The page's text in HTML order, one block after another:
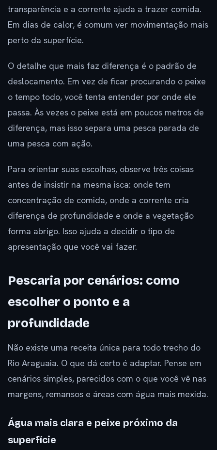
transparência e a corrente ajuda a trazer comida.
Em dias de calor, é comum ver movimentação mais
perto da superfície.
O detalhe que mais faz diferença é o padrão de
deslocamento. Em vez de ficar procurando o peixe
o tempo todo, você tenta entender por onde ele
passa. Às vezes o peixe está em poucos metros de
diferença, mas isso separa uma pesca parada de
uma pesca com ação.
Para orientar suas escolhas, observe três coisas
antes de insistir na mesma isca: onde tem
concentração de comida, onde a corrente cria
diferença de profundidade e onde a vegetação
forma abrigo. Isso ajuda a decidir o tipo de
apresentação que você vai fazer.
Pescaria por cenários: como
escolher o ponto e a
profundidade
Não existe uma receita única para todo trecho do
Rio Araguaia. O que dá certo é adaptar. Pense em
cenários simples, parecidos com o que você vê nas
margens, remansos e áreas com água mais mexida.
Água mais clara e peixe próximo da
superfície